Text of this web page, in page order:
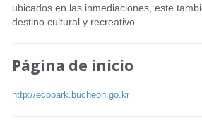
ubicados en las inmediaciones, este
destino cultural y recreativo.
Página de inicio
http://ecopark.bucheon.go.kr